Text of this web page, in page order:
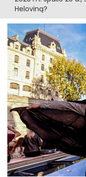
Heloviną?